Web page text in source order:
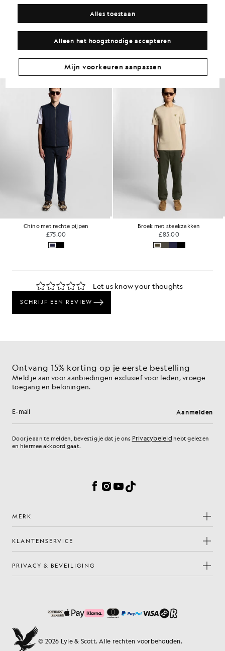
Ga voor deze look
Stel een complete outfit samen met verfijnde kledingstukken die je
garderobe naar een hoger niveau tillen.
Chino met rechte pijpen
£75.00
Broek met steekzakken
£85.00
Ontvang 15% korting op je eerste bestelling
Meld je aan voor aanbiedingen exclusief voor leden, vroege
toegang en beloningen.
E-mailadres Aanmelden
Door je aan te melden, bevestig je dat je ons Privacybeleid hebt gelezen
en hiermee akkoord gaat.
Facebook
Instagram
YouTube
TikTok
MERK
KLANTENSERVICE
PRIVACY & BEVEILIGING
© 2026 Lyle & Scott. Alle rechten voorbehouden.
Alleen het hoogstnodige accepteren
Alles toestaan
Mijn voorkeuren aanpassen